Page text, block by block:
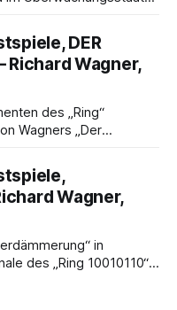
von starken Solisten,
klangvollen
DER
Richard Wagner,
des „Ring“
Wagners „Der
Elisabeth Teige und
der Höhepunkte der
Wagner,
in
des „Ring 10010110“:
Die KI-geprägte